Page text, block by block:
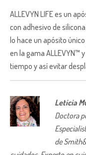
ALLEVYN LIFE es un
con adhesivo de
lo hace un apósito
en la gama ALLEVYN™
tiempo y así evitar
Leticia
Doctora
de